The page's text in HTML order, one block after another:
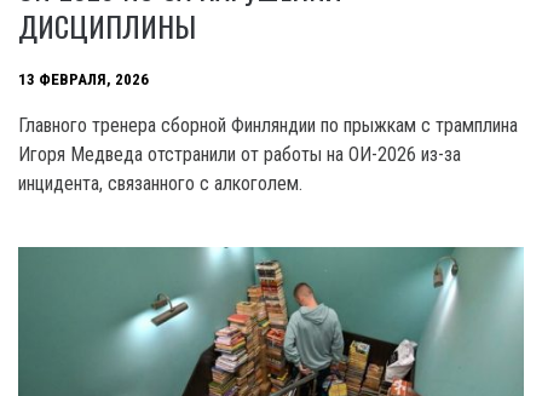
ДИСЦИПЛИНЫ
13 ФЕВРАЛЯ, 2026
Главного тренера сборной Финляндии по прыжкам с трамплина
Игоря Медведа отстранили от работы на ОИ-2026 из-за
инцидента, связанного с алкоголем.